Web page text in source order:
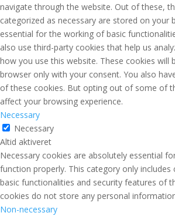
navigate through the website. Out of these,
categorized as necessary are stored on your
essential for the working of basic
also use third-party cookies that help us
how you use this website. These cookies will
browser only with your consent. You also
of these cookies. But opting out of some of
affect your browsing experience.
Necessary
Necessary
Altid aktiveret
Necessary cookies are absolutely essential
function properly. This category only includes
basic functionalities and security features of
cookies do not store any personal
Non-necessary